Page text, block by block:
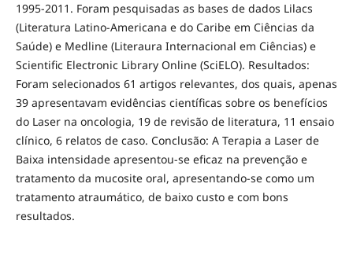
1995-2011. Foram pesquisadas as bases de dados Lilacs
(Literatura Latino-Americana e do Caribe em Ciências da
Saúde) e Medline (Literaura Internacional em Ciências) e
Scientific Electronic Library Online (SciELO). Resultados:
Foram selecionados 61 artigos relevantes, dos quais, apenas
39 apresentavam evidências científicas sobre os benefícios
do Laser na oncologia, 19 de revisão de literatura, 11 ensaio
clínico, 6 relatos de caso. Conclusão: A Terapia a Laser de
Baixa intensidade apresentou-se eficaz na prevenção e
tratamento da mucosite oral, apresentando-se como um
tratamento atraumático, de baixo custo e com bons
resultados.